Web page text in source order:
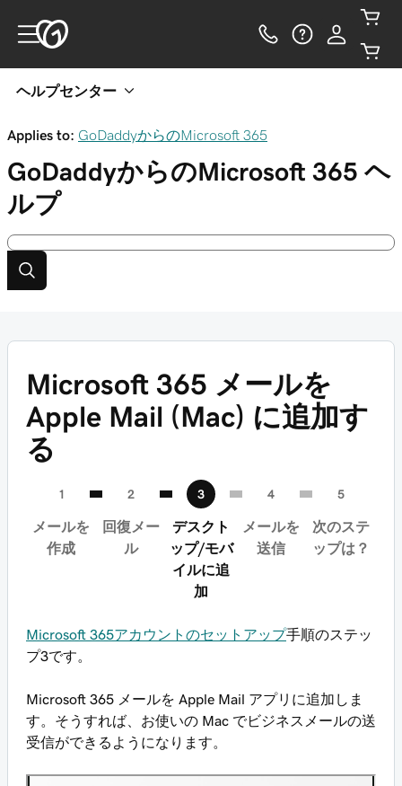
ヘルプセンター
Applies to: GoDaddyからのMicrosoft 365
GoDaddyからのMicrosoft 365 ヘ
ルプ
Microsoft 365 メールを
Apple Mail (Mac) に追加す
る
メールを
作成
回復メー
ル
デスクト
ップ/モバ
イルに追
加
メールを
送信
次のステ
ップは？
Microsoft 365アカウントのセットアップ手順のステッ
プ3です。
Microsoft 365 メールを Apple Mail アプリに追加しま
す。そうすれば、お使いの Mac でビジネスメールの送
受信ができるようになります。